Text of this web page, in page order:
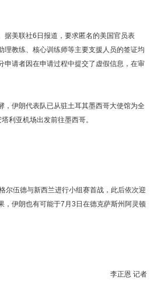
据美联社6日报道，要求匿名的美国官员表
理教练、核心训练师等主要支援人员的签证均
申请者因在申请过程中提交了虚假信息，在审
，伊朗代表队已从驻土耳其墨西哥大使馆为全
利亚机场出发前往墨西哥。
尔伍德与新西兰进行小组赛首战，此后依次迎
，伊朗也有可能于7月3日在德克萨斯州阿灵顿
李正恩 记者